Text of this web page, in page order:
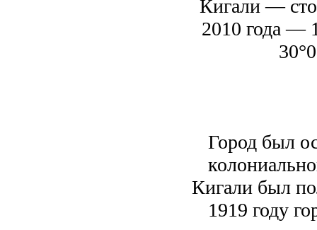
Кигали —
2010 года —
Город был
Кигали был
1919 году